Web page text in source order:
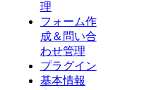
理
フォーム作
成＆問い合
わせ管理
プラグイン
基本情報